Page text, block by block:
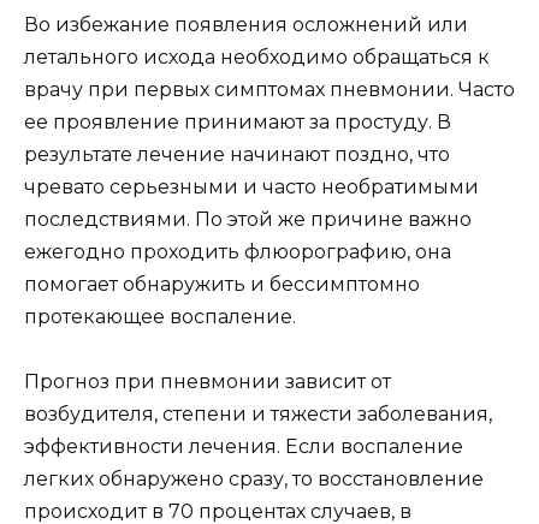
Во избежание появления осложнений или
летального исхода необходимо обращаться к
врачу при первых симптомах пневмонии. Часто
ее проявление принимают за простуду. В
результате лечение начинают поздно, что
чревато серьезными и часто необратимыми
последствиями. По этой же причине важно
ежегодно проходить флюорографию, она
помогает обнаружить и бессимптомно
протекающее воспаление.
Прогноз при пневмонии зависит от
возбудителя, степени и тяжести заболевания,
эффективности лечения. Если воспаление
легких обнаружено сразу, то восстановление
происходит в 70 процентах случаев, в